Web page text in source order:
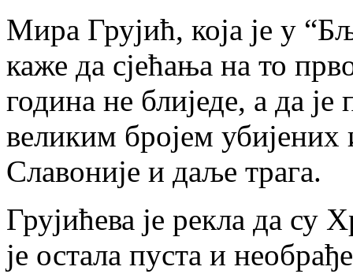
Мира Грујић, која је у
каже да сјећања на то
година не блиједе, а да
великим бројем убијених
Славоније и даље трага.
Грујићева је рекла да су
је остала пуста и